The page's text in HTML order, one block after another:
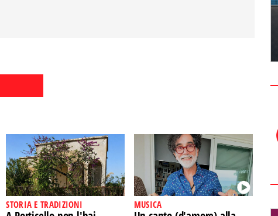
STORIA E TRADIZIONI MUSICA